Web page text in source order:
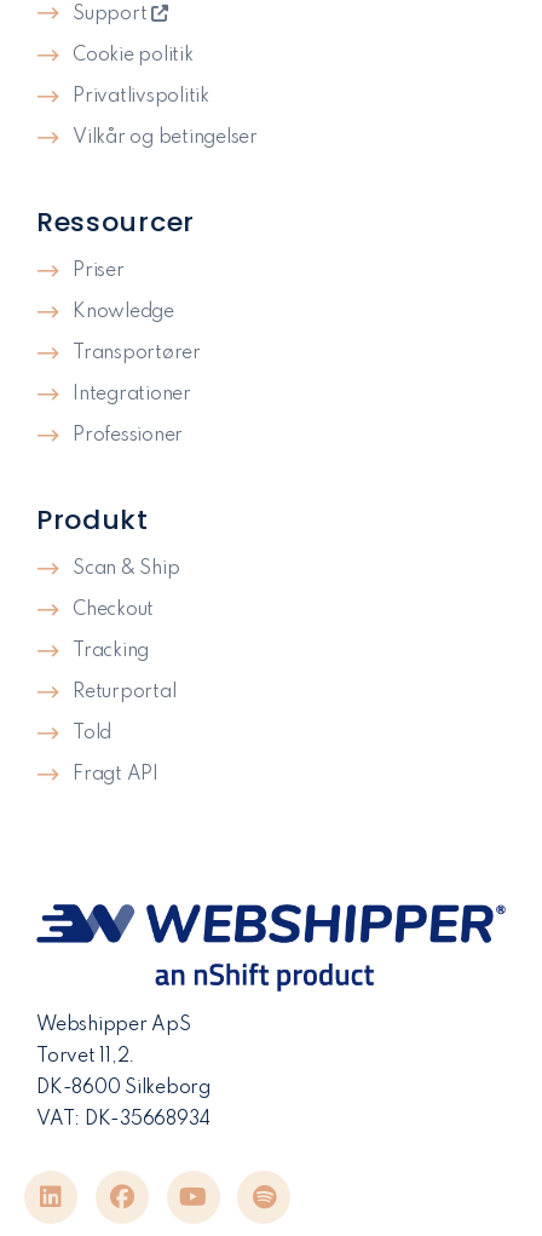
Webshipper ApS
Torvet 11,2.
DK-8600 Silkeborg
VAT: DK-35668934
Produkt
Scan & Ship
Checkout
Tracking
Returportal
Told
Fragt API
Ressourcer
Priser
Knowledge
Transportører
Integrationer
Professioner
Support
Cookie politik
Privatlivspolitik​
Vilkår og betingelser